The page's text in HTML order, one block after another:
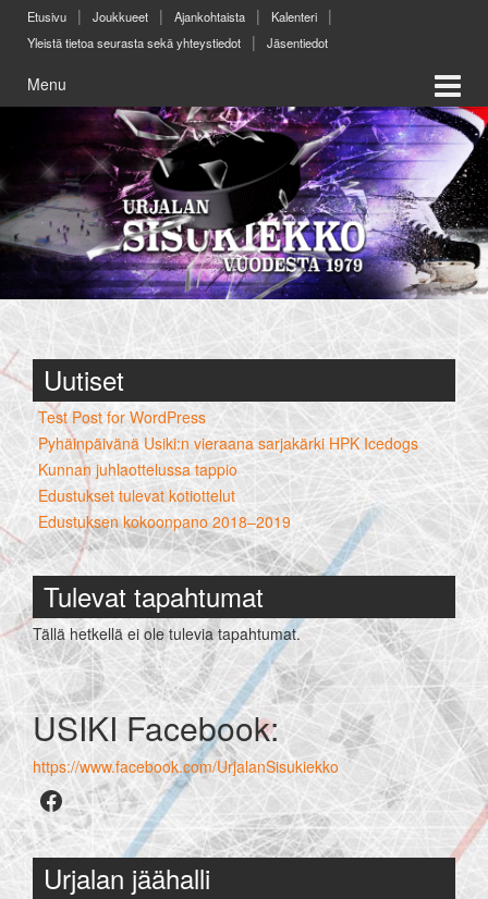
content
main
Etusivu Joukkueet Ajankohtaista
Kalenteri
Yleistä tietoa seurasta sekä yhteystiedot
Jäsentiedot
Menu
Uutiset
Test Post for WordPress
Pyhäinpäivänä Usiki:n vieraana sarjakärki HPK Icedogs
Kunnan juhlaottelussa tappio
Edustukset tulevat kotiottelut
Edustuksen kokoonpano 2018–2019
Tulevat tapahtumat
Tällä hetkellä ei ole tulevia tapahtumat.
USIKI Facebook:
https://www.facebook.com/UrjalanSisukiekko
Facebook
Urjalan jäähalli